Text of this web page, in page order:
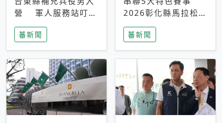
營 軍人服務站叮嚀
及歡送
蕃新聞
2026彰化縣馬拉松嘉
年華啟動
蕃新聞